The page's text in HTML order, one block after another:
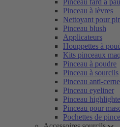
Pinceau fard à
Pinceau à lèvres
Nettoyant pour
Pinceau blush
Applicateurs
Houppettes à
Kits pinceaux
Pinceau à poudre
Pinceau à sourcils
Pinceau anti-
Pinceau eyeliner
Pinceau
Pinceau pour
Pochettes de